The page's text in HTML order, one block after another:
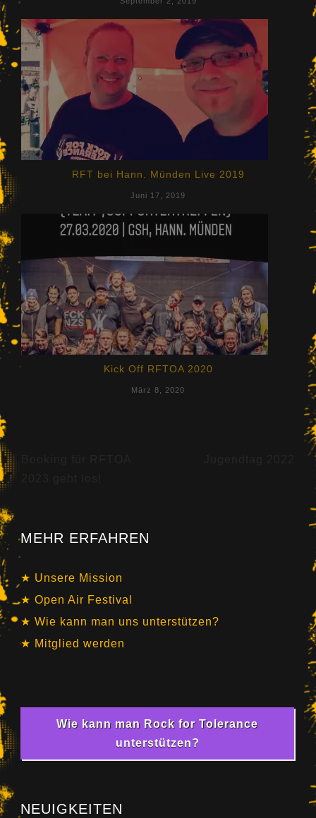
RFT bei Hann. Münden Live 2019
Juni 17, 2019
Kick Off RFTOA 2020
März 8, 2020
MEHR ERFAHREN
Unsere Mission
Open Air Festival
Wie kann man uns unterstützen?
Mitglied werden
Wie kann man Rock for Tolerance
unterstützen?
NEUIGKEITEN